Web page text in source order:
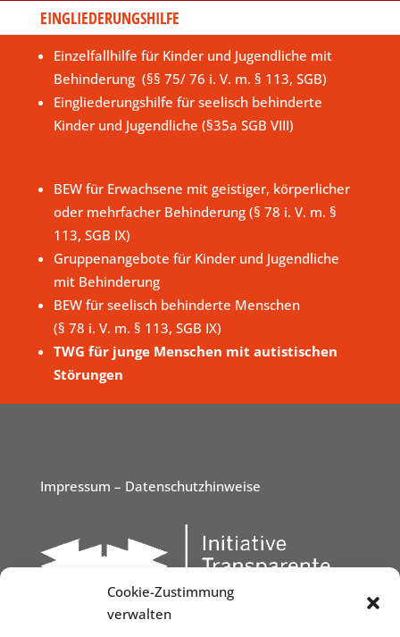
Cookie-Zustimmung
verwalten
EINGLIEDERUNGSHILFE
Einzelfallhilfe für Kinder und Jugendliche mit
Behinderung (§§ 75/ 76 i. V. m. § 113, SGB)
Eingliederungshilfe für seelisch behinderte
Kinder und Jugendliche (§35a SGB VIII)
BEW für Erwachsene mit geistiger, körperlicher
oder mehrfacher Behinderung (§ 78 i. V. m. §
113, SGB IX)
Gruppenangebote für Kinder und Jugendliche
mit Behinderung
BEW für seelisch behinderte Menschen
(§ 78 i. V. m. § 113, SGB IX)
TWG für junge Menschen mit autistischen
Störungen
Impressum – Datenschutzhinweise